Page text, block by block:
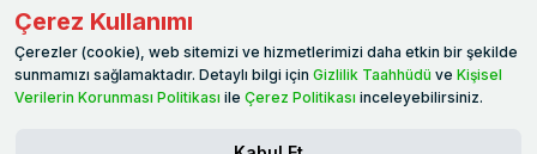
Genel Merkez: Yükseliş Mah. 1461. Sokak No:2/1 19 Mayıs
Ballıca / SAMSUN
Çerez Kullanımı
Çerezler (cookie), web sitemizi ve hizmetlerimizi daha etkin bir şekilde
sunmamızı sağlamaktadır. Detaylı bilgi için Gizlilik Taahhüdü ve Kişisel
Verilerin Korunması Politikası ile Çerez Politikası inceleyebilirsiniz.